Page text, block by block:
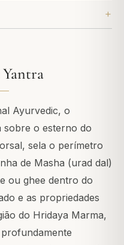
Ayurvedic, o
sobre o esterno do
sela o perímetro
de Masha (urad dal)
ou ghee dentro do
e as propriedades
do Hridaya Marma,